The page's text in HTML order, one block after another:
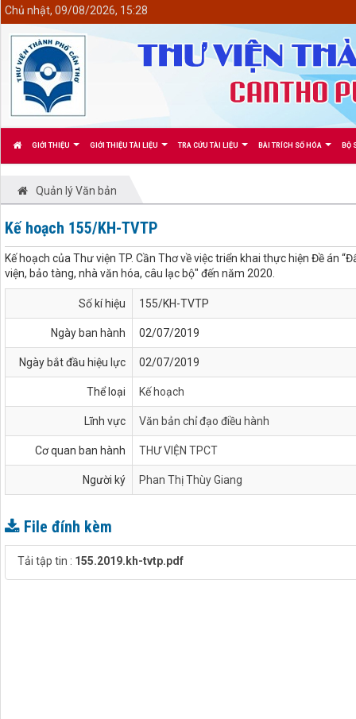
GIỚI THIỆU GIỚI THIỆU TÀI LIỆU TRA CỨU TÀI LIỆU BÀI TRÍCH SỐ HÓA BỘ
Chủ nhật, 09/08/2026, 15:28
Quản lý Văn bản
Kế hoạch 155/KH-TVTP
Kế hoạch của Thư viện TP. Cần Thơ về việc triển khai thực hiện Đề án
viện, bảo tàng, nhà văn hóa, câu lạc bộ" đến năm 2020.
Số kí hiệu 155/KH-TVTP
Ngày ban hành 02/07/2019
Ngày bắt đầu hiệu lực 02/07/2019
Thể loại Kế hoạch
Lĩnh vực Văn bản chỉ đạo điều hành
Cơ quan ban hành THƯ VIỆN TPCT
Người ký Phan Thị Thùy Giang
File đính kèm
Tải tập tin : 155.2019.kh-tvtp.pdf
<